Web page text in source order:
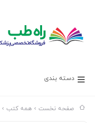
دسته بندی
صفحه نخست همه کتب